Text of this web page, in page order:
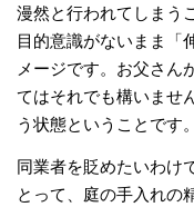
漫然と行われてしまう
目的意識がないまま「
メージです。お父さん
てはそれでも構いませ
う状態ということです。
同業者を貶めたいわけ
とって、庭の手入れの